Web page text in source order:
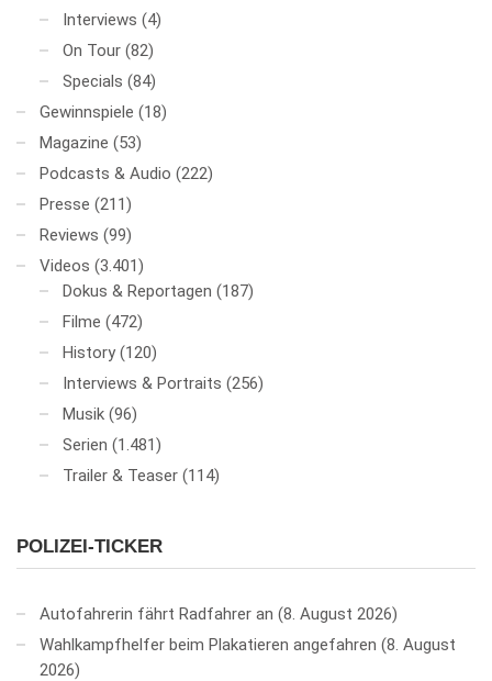
Interviews (4)
On Tour (82)
Specials (84)
Gewinnspiele (18)
Magazine (53)
Podcasts & Audio (222)
Presse (211)
Reviews (99)
Videos (3.401)
Dokus & Reportagen (187)
Filme (472)
History (120)
Interviews & Portraits (256)
Musik (96)
Serien (1.481)
Trailer & Teaser (114)
POLIZEI-TICKER
Autofahrerin fährt Radfahrer an 8. August 2026
Wahlkampfhelfer beim Plakatieren angefahren 8. August
2026